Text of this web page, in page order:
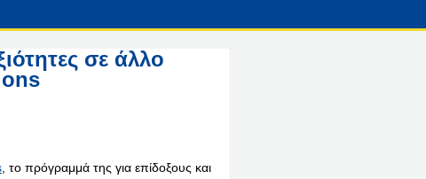
σε άλλο
, το πρόγραμμά της για επίδοξους και